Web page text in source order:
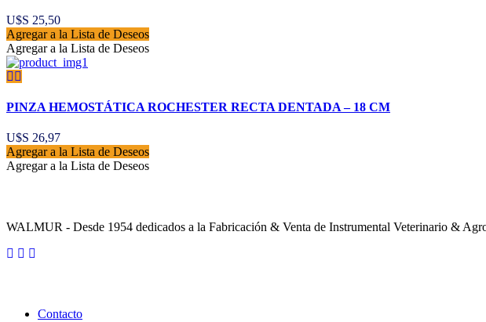
U$S 25,50
Agregar a la Lista de Deseos
Agregar a la Lista de Deseos
PINZA HEMOSTÁTICA ROCHESTER RECTA DENTADA – 18 CM
U$S 26,97
Agregar a la Lista de Deseos
Agregar a la Lista de Deseos
WALMUR - Desde 1954 dedicados a la Fabricación & Venta de Instrumental Veterinario &
Contacto